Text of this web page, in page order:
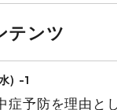
テンツ
) -1
症予防を理由と